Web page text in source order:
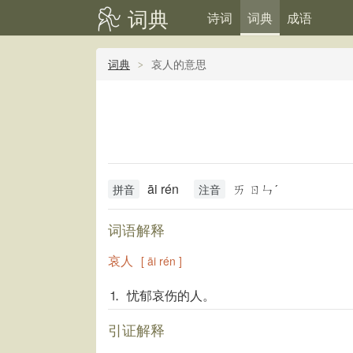
词典 诗词 词典 成语
词典 哀人的意思
拼音 āi rén 注音 ㄞ ㄖㄣˊ
词语解释
哀人 [ āi rén ]
⒈ 忧郁哀伤的人。
引证解释